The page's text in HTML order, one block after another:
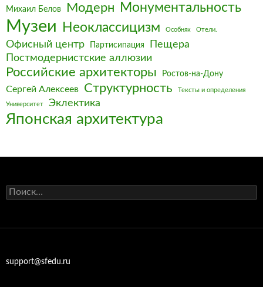
Михаил Белов Модерн Монументальность
Музеи Неоклассицизм Особняк Отели.
Офисный центр Партисипация
Пещера
Постмодернистские аллюзии
Российские архитекторы Ростов-на-Дону
Сергей Алексеев Структурность Тексты и определения
Университет Эклектика
Японская архитектура
Найти:
support@sfedu.ru